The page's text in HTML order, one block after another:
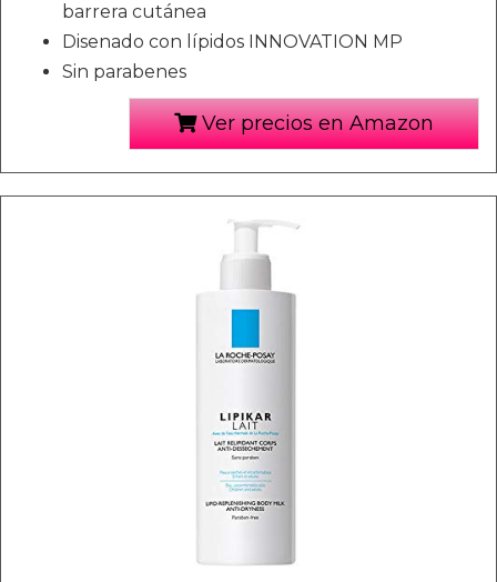
barrera cutánea
Disenado con lípidos INNOVATION MP
Sin parabenes
Ver precios en Amazon